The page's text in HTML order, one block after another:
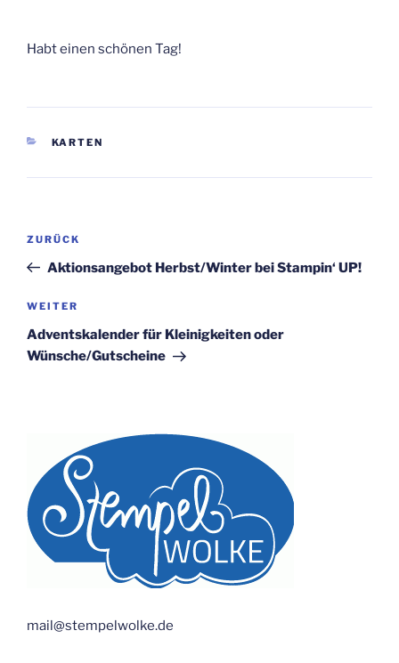
Habt einen schönen Tag!
KATEGORIEN
KARTEN
Beitragsnavigation
Vorheriger
Beitrag
ZURÜCK
Aktionsangebot Herbst/Winter bei Stampin‘ UP!
Nächster
Beitrag
WEITER
Adventskalender für Kleinigkeiten oder
Wünsche/Gutscheine
mail@stempelwolke.de